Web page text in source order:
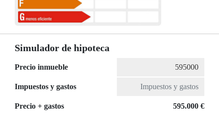
Simulador de hipoteca
Precio inmueble
Impuestos y gastos
Precio + gastos 595.000 €